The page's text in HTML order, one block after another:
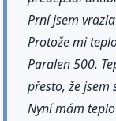
Prní jsem
Protože mi
Paralen 500.
přesto, že jsem
Nyní mám